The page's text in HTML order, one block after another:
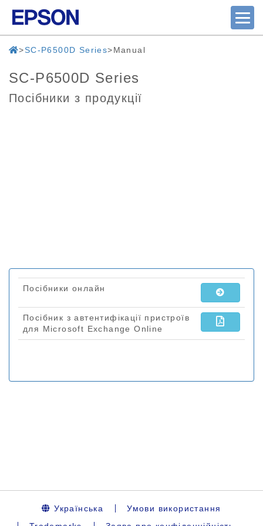
SC-P6500D Series Manual
SC-P6500D Series
Посібники з продукції
Українська
Умови використання